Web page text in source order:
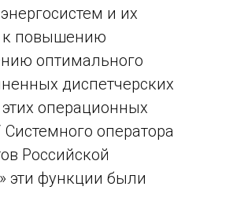
и их
к повышению
оптимального
диспетчерских
операционных
оператора
Российской
эти функции были